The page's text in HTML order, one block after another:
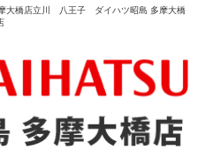
大橋店立川 八王子 ダイハツ昭島 多摩大橋